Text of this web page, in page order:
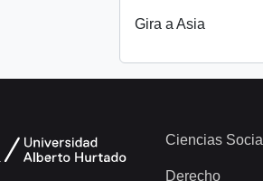
Gira a Asia
Ciencias
Derecho